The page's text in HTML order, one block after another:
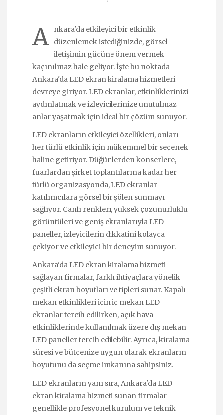
A
nkara'da etkileyici bir etkinlik
düzenlemek istediğinizde, görsel
iletişimin gücüne önem vermek
kaçınılmaz hale geliyor. İşte bu noktada
Ankara'da LED ekran kiralama hizmetleri
devreye giriyor. LED ekranlar, etkinliklerinizi
aydınlatmak ve izleyicilerinize unutulmaz
anlar yaşatmak için ideal bir çözüm sunuyor.
LED ekranların etkileyici özellikleri, onları
her türlü etkinlik için mükemmel bir seçenek
haline getiriyor. Düğünlerden konserlere,
fuarlardan şirket toplantılarına kadar her
türlü organizasyonda, LED ekranlar
katılımcılara görsel bir şölen sunmayı
sağlıyor. Canlı renkleri, yüksek çözünürlüklü
görüntüleri ve geniş ekranlarıyla LED
paneller, izleyicilerin dikkatini kolayca
çekiyor ve etkileyici bir deneyim sunuyor.
Ankara'da LED ekran kiralama hizmeti
sağlayan firmalar, farklı ihtiyaçlara yönelik
çeşitli ekran boyutları ve tipleri sunar. Kapalı
mekan etkinlikleri için iç mekan LED
ekranlar tercih edilirken, açık hava
etkinliklerinde kullanılmak üzere dış mekan
LED paneller tercih edilebilir. Ayrıca, kiralama
süresi ve bütçenize uygun olarak ekranların
boyutunu da seçme imkanına sahipsiniz.
LED ekranların yanı sıra, Ankara'da LED
ekran kiralama hizmeti sunan firmalar
genellikle profesyonel kurulum ve teknik